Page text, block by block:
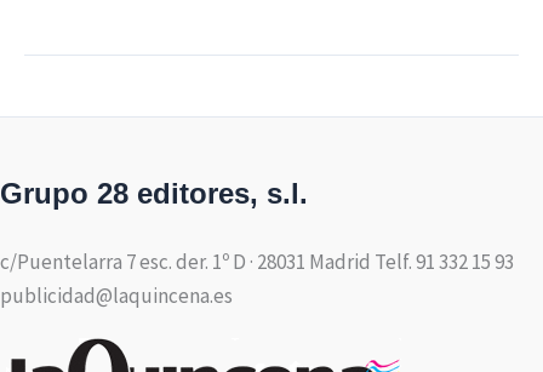
Grupo 28 editores, s.l.
c/Puentelarra 7 esc. der. 1º D · 28031 Madrid Telf. 91 332 15 93
publicidad@laquincena.es